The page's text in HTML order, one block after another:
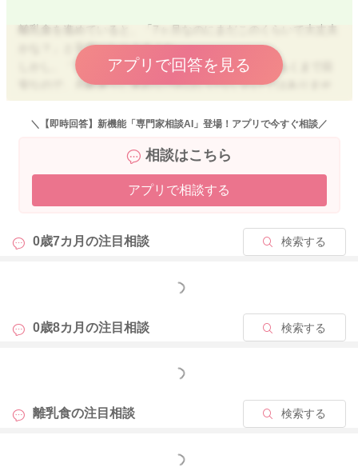
離乳食を進めていると、「7ヶ月なのにまだこのくらいで大丈夫
かな？」と不安になりますよね。
しかし、「7〜8ヶ月向け」と書かれているレシピはあくまで目
安なので、月齢通りに進めなければいけないわけではありませ
んのでご安心くださいね。
お子さんの食べる様子や慣れ具合に合わせて、ゆっくり進めて
アレルギーチェックは、まず卵から始める方が多いです。
卵は耳かき単位の少量ずつから慎重に進める必要があるため、
ただ、卵を進めている間でも、他の食材を試して問題ありませ
ん。
・卵を増量する日は卵を優先する
というように並行して進められると安心です。
・うどん
アプリで回答を見る
＼【即時回答】新機能「専門家相談AI」登場！アプリで今すぐ相談／
相談はこちら
アプリで相談する
0歳7カ月の注目相談 検索する
もっと見る
0歳8カ月の注目相談 検索する
もっと見る
離乳食の注目相談 検索する
もっと見る